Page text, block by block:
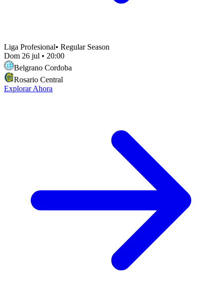
Liga Profesional• Regular Season
Dom 26 jul • 20:00
Belgrano Cordoba
Rosario Central
Explorar Ahora